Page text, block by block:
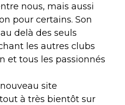
nous, mais aussi
pour certains. Son
delà des seuls
les autres clubs
et tous les passionnés
site
à très bientôt sur